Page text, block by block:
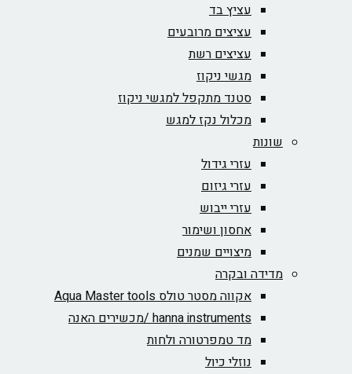
עציץ בד
עציצים מרובעים
עציצים רשת
מגשי ניקוז
סטנד מתקפל למגשי ניקוז
מכלול נקז למגש
שונות
עזרי גידול
עזרי גיזום
עזרי ייבוש
אחסון ושימור
מיצויים שמנים
מדידה ובקרה
אקווה מסטר טולס Aqua Master tools
hanna instruments /מכשירים האנה
מד טמפרטורה ולחות
נוזלי כיול